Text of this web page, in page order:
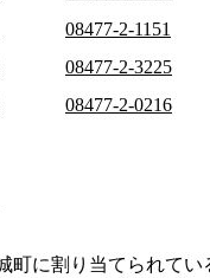
08477-2-1151
08477-2-3225
08477-2-0216
町に割り当てられてい